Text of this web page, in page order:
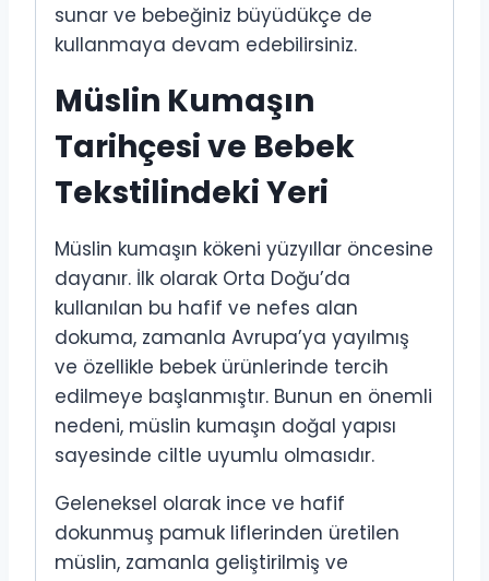
sunar ve bebeğiniz büyüdükçe de
kullanmaya devam edebilirsiniz.
Müslin Kumaşın
Tarihçesi ve Bebek
Tekstilindeki Yeri
Müslin kumaşın kökeni yüzyıllar öncesine
dayanır. İlk olarak Orta Doğu’da
kullanılan bu hafif ve nefes alan
dokuma, zamanla Avrupa’ya yayılmış
ve özellikle bebek ürünlerinde tercih
edilmeye başlanmıştır. Bunun en önemli
nedeni, müslin kumaşın doğal yapısı
sayesinde ciltle uyumlu olmasıdır.
Geleneksel olarak ince ve hafif
dokunmuş pamuk liflerinden üretilen
müslin, zamanla geliştirilmiş ve